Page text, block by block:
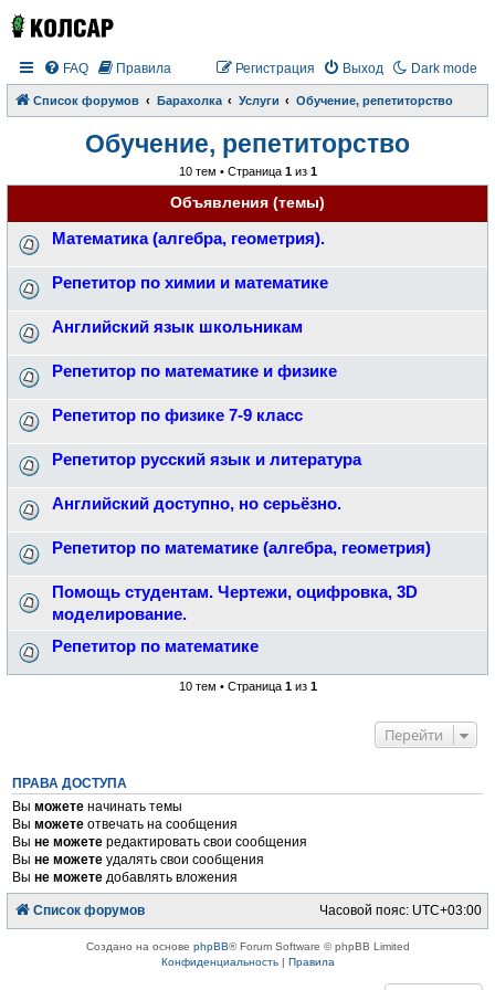
Dark mode
FAQ Правила Выход
Регистрация
Список форумов Барахолка Услуги Обучение, репетиторство
Обучение, репетиторство
10 тем • Страница 1из 1
Объявления (темы)
Математика (алгебра, геометрия).
Репетитор по химии и математике
Английский язык школьникам
Репетитор по математике и физике
Репетитор по физике 7-9 класс
Репетитор русский язык и литература
Английский доступно, но серьёзно.
Репетитор по математике (алгебра, геометрия)
Помощь студентам. Чертежи, оцифровка, 3D
моделирование.
Репетитор по математике
10 тем • Страница 1из 1
Перейти
ПРАВА ДОСТУПА
Выможете начинать темы
Выможете отвечать на сообщения
Выне можете редактировать свои сообщения
Выне можете удалять свои сообщения
Выне можете добавлять вложения
Список форумов Часовой пояс: UTC+03:00
Создано на основе phpBB® Forum Software © phpBB Limited
Конфиденциальность| Правила